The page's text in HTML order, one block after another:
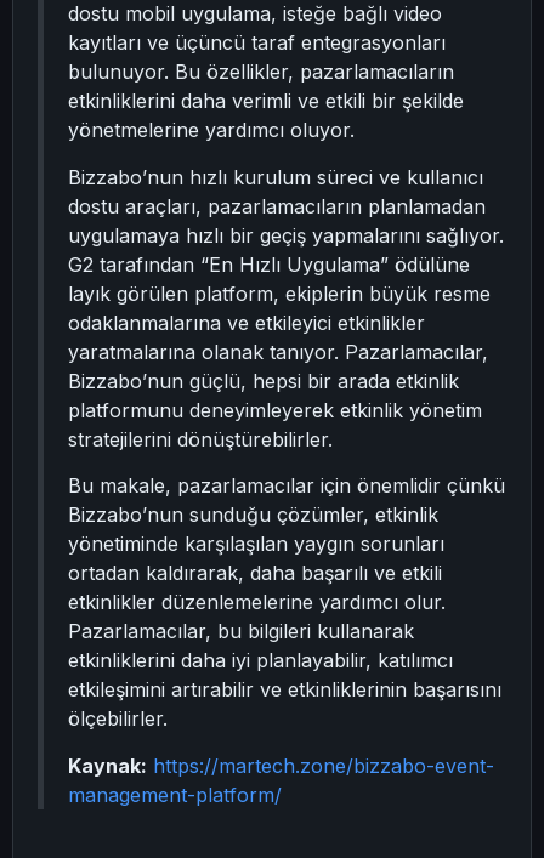
dostu mobil uygulama, isteğe bağlı video
kayıtları ve üçüncü taraf entegrasyonları
bulunuyor. Bu özellikler, pazarlamacıların
etkinliklerini daha verimli ve etkili bir şekilde
yönetmelerine yardımcı oluyor.
Bizzabo’nun hızlı kurulum süreci ve kullanıcı
dostu araçları, pazarlamacıların planlamadan
uygulamaya hızlı bir geçiş yapmalarını sağlıyor.
G2 tarafından “En Hızlı Uygulama” ödülüne
layık görülen platform, ekiplerin büyük resme
odaklanmalarına ve etkileyici etkinlikler
yaratmalarına olanak tanıyor. Pazarlamacılar,
Bizzabo’nun güçlü, hepsi bir arada etkinlik
platformunu deneyimleyerek etkinlik yönetim
stratejilerini dönüştürebilirler.
Bu makale, pazarlamacılar için önemlidir çünkü
Bizzabo’nun sunduğu çözümler, etkinlik
yönetiminde karşılaşılan yaygın sorunları
ortadan kaldırarak, daha başarılı ve etkili
etkinlikler düzenlemelerine yardımcı olur.
Pazarlamacılar, bu bilgileri kullanarak
etkinliklerini daha iyi planlayabilir, katılımcı
etkileşimini artırabilir ve etkinliklerinin başarısını
ölçebilirler.
Kaynak: https://martech.zone/bizzabo-event-
management-platform/